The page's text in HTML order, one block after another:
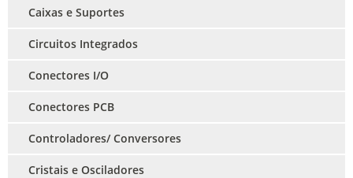
Caixas e Suportes
Circuitos Integrados
Conectores I/O
Conectores PCB
Controladores/ Conversores
Cristais e Osciladores